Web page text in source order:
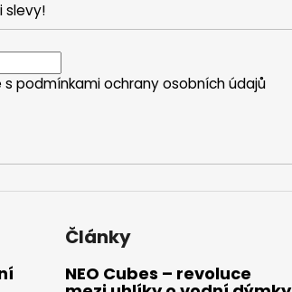
slevy!
s podmínkami ochrany osobních údajů
Články
NEO Cubes – revoluce